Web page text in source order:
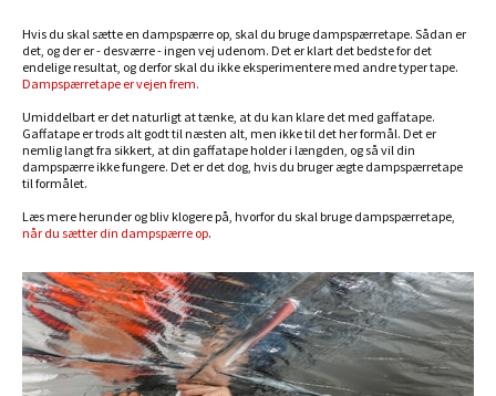
Hvis du skal sætte en dampspærre op, skal du bruge dampspærretape. Sådan er
det, og der er - desværre - ingen vej udenom. Det er klart det bedste for det
endelige resultat, og derfor skal du ikke eksperimentere med andre typer tape.
Dampspærretape er vejen frem.
Umiddelbart er det naturligt at tænke, at du kan klare det med gaffatape.
Gaffatape er trods alt godt til næsten alt, men ikke til det her formål. Det er
nemlig langt fra sikkert, at din gaffatape holder i længden, og så vil din
dampspærre ikke fungere. Det er det dog, hvis du bruger ægte dampspærretape
til formålet.
Læs mere herunder og bliv klogere på, hvorfor du skal bruge dampspærretape,
når du sætter din dampspærre op.